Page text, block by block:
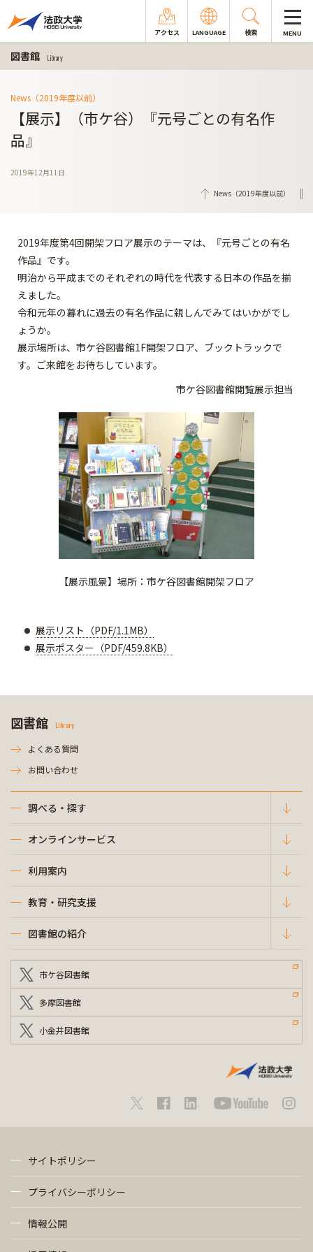
アクセス LANGUAGE 検索 MENU
図書館 Library
News（2019年度以前）
【展示】（市ケ谷）『元号ごとの有名作
品』
2019年12月11日
News（2019年度以前）
2019年度第4回開架フロア展示のテーマは、『元号ごとの有名
作品』です。
明治から平成までのそれぞれの時代を代表する日本の作品を揃
えました。
令和元年の暮れに過去の有名作品に親しんでみてはいかがでし
ょうか。
展示場所は、市ケ谷図書館1F開架フロア、ブックトラックで
す。ご来館をお待ちしています。
市ケ谷図書館閲覧展示担当
展示リスト（PDF/1.1MB）
展示ポスター（PDF/459.8KB）
【展示風景】場所：市ケ谷図書館開架フロア
図書館 Library
よくある質問
お問い合わせ
調べる・探す
オンラインサービス
利用案内
教育・研究支援
図書館の紹介
市ケ谷図書館
多摩図書館
小金井図書館
サイトポリシー
プライバシーポリシー
情報公開